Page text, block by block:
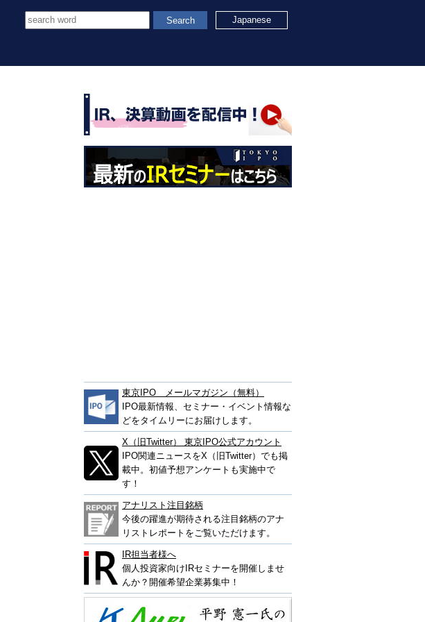
Search Japanese
東京IPO メールマガジン（無料）
IPO最新情報、セミナー・イベント情報な
どをタイムリーにお届けします。
X（旧Twitter） 東京IPO公式アカウント
IPO関連ニュースをX（旧Twitter）でも掲
載中。初値予想アンケートも実施中で
す！
アナリスト注目銘柄
今後の躍進が期待される注目銘柄のアナ
リストレポートをご覧いただけます。
IR担当者様へ
個人投資家向けIRセミナーを開催しませ
んか？開催希望企業募集中！